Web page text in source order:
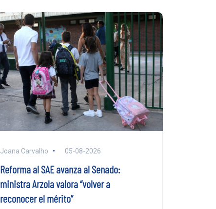
Joana Carvalho 05-08-2026
Reforma al SAE avanza al Senado:
ministra Arzola valora “volver a
reconocer el mérito”